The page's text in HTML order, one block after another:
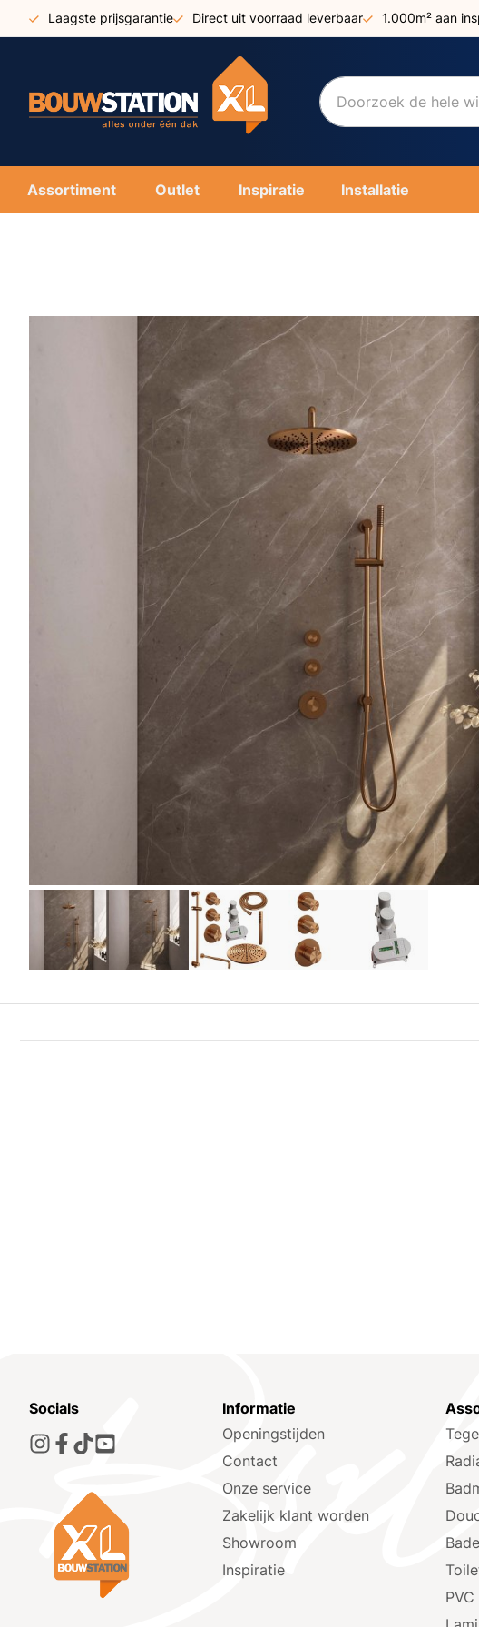
Ga
naar
Laagste prijsgarantie Direct uit voorraad leverbaar 1.000m² aan
Assortiment Outlet Inspiratie Installatie
Socials
Informatie
Openingstijden
Contact
Onze service
Zakelijk klant worden
Showroom
Inspiratie
PVC